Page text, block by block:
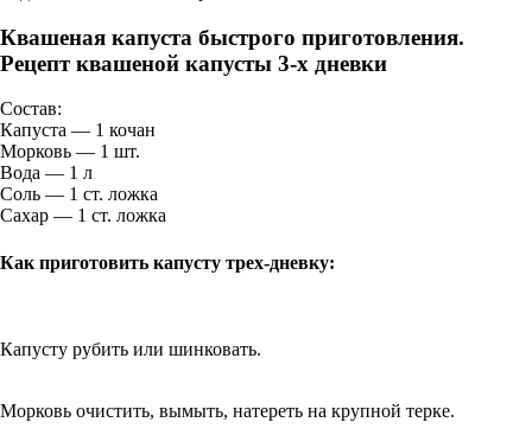
Квашеная капуста быстрого приготовления.
Рецепт квашеной капусты 3-х дневки
Состав:
Капуста — 1 кочан
Морковь — 1 шт.
Вода — 1 л
Соль — 1 ст. ложка
Сахар — 1 ст. ложка
Как приготовить капусту трех-дневку:
Капусту рубить или шинковать.
Морковь очистить, вымыть, натереть на крупной терке.